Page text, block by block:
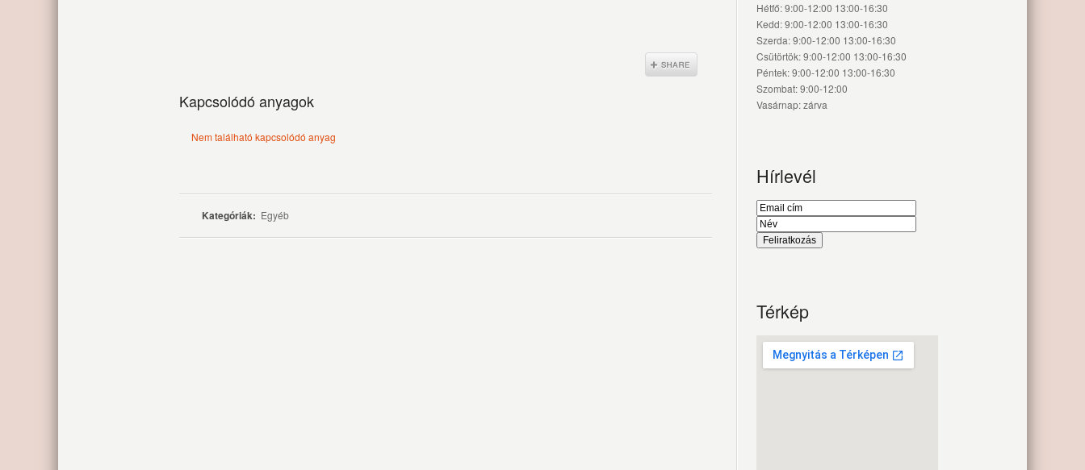
Kapcsolódó anyagok
Nem található kapcsolódó anyag
Kategóriák: Egyéb
Hétfő: 9:00-12:00 13:00-16:30
Kedd: 9:00-12:00 13:00-16:30
Szerda: 9:00-12:00 13:00-16:30
Csütörtök: 9:00-12:00 13:00-16:30
Péntek: 9:00-12:00 13:00-16:30
Szombat: 9:00-12:00
Vasárnap: zárva
Hírlevél
Térkép